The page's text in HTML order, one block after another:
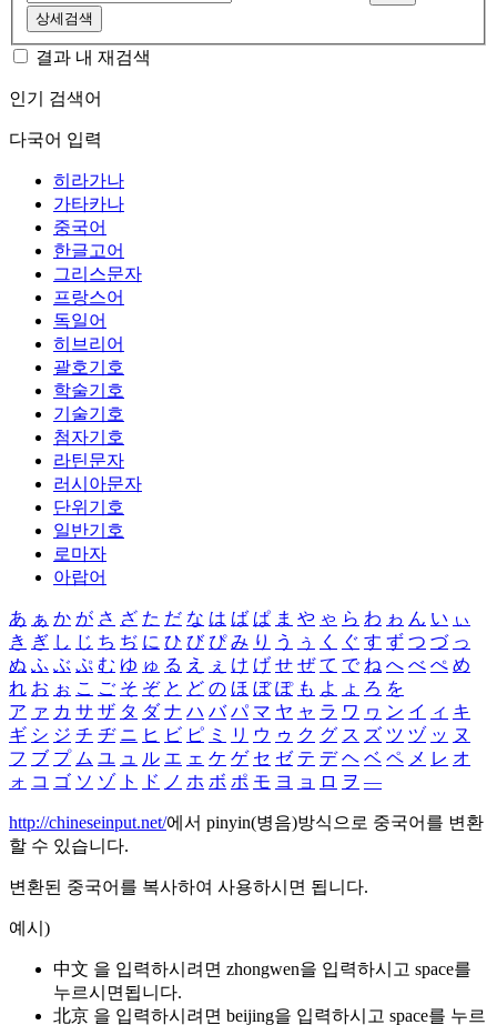
상세검색
결과 내 재검색
인기 검색어
다국어 입력
히라가나
가타카나
중국어
한글고어
그리스문자
프랑스어
독일어
히브리어
괄호기호
학술기호
기술기호
첨자기호
라틴문자
러시아문자
단위기호
일반기호
로마자
아랍어
あ ぁ か が さ ざ た だ な は ば ぱ ま や ゃ ら わ ゎ ん い ぃ
き ぎ し じ ち ぢ に ひ び ぴ み り う ぅ く ぐ す ず つ づ っ
ぬ ふ ぶ ぷ む ゆ ゅ る え ぇ け げ せ ぜ て で ね へ べ ぺ め
れ お ぉ こ ご そ ぞ と ど の ほ ぼ ぽ も よ ょ ろ を
ア ァ カ サ ザ タ ダ ナ ハ バ パ マ ヤ ャ ラ ワ ヮ ン イ ィ キ
ギ シ ジ チ ヂ ニ ヒ ビ ピ ミ リ ウ ゥ ク グ ス ズ ツ ヅ ッ ヌ
フ ブ プ ム ユ ュ ル エ ェ ケ ゲ セ ゼ テ デ ヘ ベ ペ メ レ オ
ォ コ ゴ ソ ゾ ト ド ノ ホ ボ ポ モ ヨ ョ ロ ヲ ―
http://chineseinput.net/에서 pinyin(병음)방식으로 중국어를 변환
할 수 있습니다.
변환된 중국어를 복사하여 사용하시면 됩니다.
예시)
中文 을 입력하시려면 zhongwen을 입력하시고 space를
누르시면됩니다.
北京 을 입력하시려면 beijing을 입력하시고 space를 누르